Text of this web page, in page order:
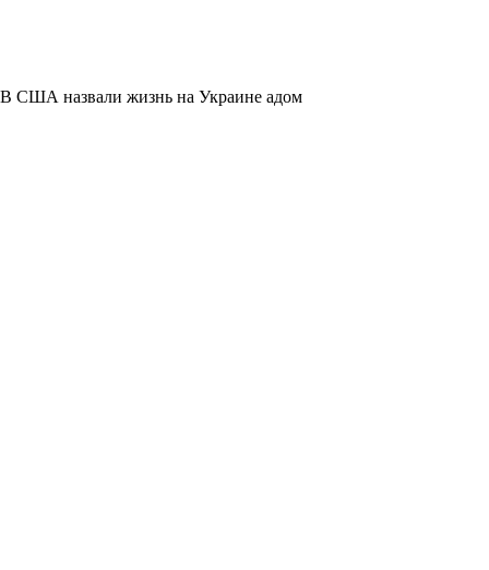
В США назвали жизнь на Украине адом